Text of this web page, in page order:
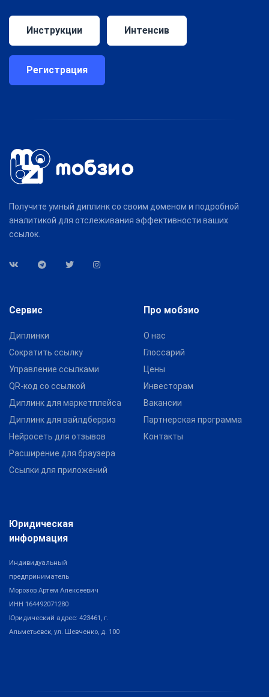
Инструкции Интенсив
Регистрация
Получите умный диплинк со своим доменом и подробной
аналитикой для отслеживания эффективности ваших
ссылок.
Сервис
Диплинки
Сократить ссылку
Управление ссылками
QR-код со ссылкой
Диплинк для маркетплейса
Диплинк для вайлдберриз
Нейросеть для отзывов
Расширение для браузера
Ссылки для приложений
Про мобзио
О нас
Глоссарий
Цены
Инвесторам
Вакансии
Партнерская программа
Контакты
Юридическая
информация
Индивидуальный
предприниматель
Морозов Артем Алексеевич
ИНН 164492071280
Юридический адрес: 423461, г.
Альметьевск, ул. Шевченко, д. 100